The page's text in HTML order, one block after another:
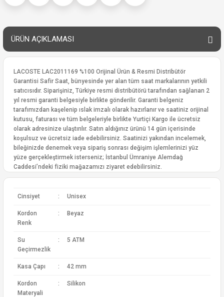
ÜRÜN AÇIKLAMASI
LACOSTE LAC2011169 %100 Orijinal Ürün & Resmi Distribütör
Garantisi Safir Saat, bünyesinde yer alan tüm saat markalarının yetkili
satıcısıdır. Siparişiniz, Türkiye resmi distribütörü tarafından sağlanan 2
yıl resmi garanti belgesiyle birlikte gönderilir. Garanti belgeniz
tarafımızdan kaşelenip ıslak imzalı olarak hazırlanır ve saatiniz orijinal
kutusu, faturası ve tüm belgeleriyle birlikte Yurtiçi Kargo ile ücretsiz
olarak adresinize ulaştırılır. Satın aldığınız ürünü 14 gün içerisinde
koşulsuz ve ücretsiz iade edebilirsiniz. Saatinizi yakından incelemek,
bileğinizde denemek veya sipariş sonrası değişim işlemlerinizi yüz
yüze gerçekleştirmek isterseniz; İstanbul Ümraniye Alemdağ
Caddesi’ndeki fiziki mağazamızı ziyaret edebilirsiniz.
Cinsiyet : Unisex
Kordon
Renk
: Beyaz
Su
Geçirmezlik
: 5 ATM
Kasa Çapı : 42 mm
Kordon
Materyali
: Silikon